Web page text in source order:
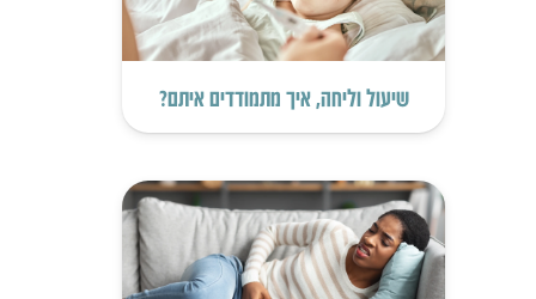
שיעול וליחה, איך מתמודדים איתם?